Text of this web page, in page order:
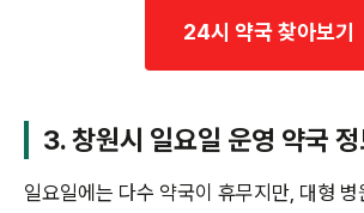
24시 약국 찾아보기
3. 창원시 일요일 운영 약국
일요일에는 다수 약국이 휴무지만, 대형 병